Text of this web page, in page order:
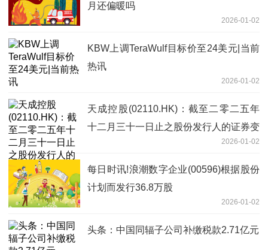
月还偏暖吗
2026-01-02
KBW上调TeraWulf目标价至24美元|当前
热讯
2026-01-02
天成控股(02110.HK)：截至二零二五年
十二月三十一日止之股份发行人的证券变
2026-01-02
每日时讯!浪潮数字企业(00596)根据股份
计划而发行36.8万股
2026-01-02
头条：中国同辐子公司补缴税款2.71亿元